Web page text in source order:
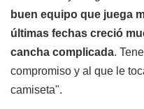
buen equipo que juega
últimas fechas creció
cancha complicada.
compromiso y al que le
camiseta".